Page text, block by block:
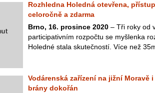
Rozhledna Holedná otevřena,
celoročně a zdarma
Brno, 16. prosince 2020 – Tři roky od
participativním rozpočtu se myšlenka
Holedné stala skutečností. Více než
Vodárenská zařízení na jižní Moravě
brány dokořán